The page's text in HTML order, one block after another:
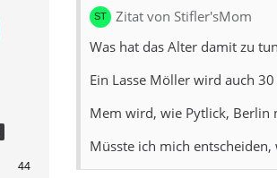
44
Zitat von Stifler'sMom
Was hat das Alter damit zu
Ein Lasse Möller wird auch
Mem wird, wie Pytlick, Berlin
Müsste ich mich